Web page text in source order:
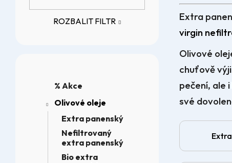
ROZBALIT FILTR
kategorie% Akce
Olivové oleje
Extra panenský
Nefiltrovaný
extra panenský
Bio extra
Extra
virgin
Olivové
chuťově
pečení, ale
své